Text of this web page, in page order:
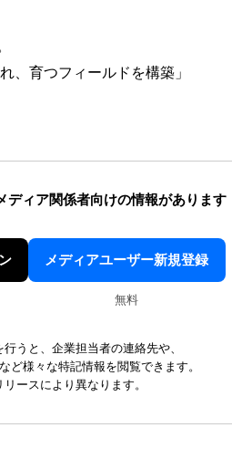
、育つフィールドを構築」
ディア関係者向けの情報があります
メディアユーザー新規登録
無料
うと、企業担当者の連絡先や、
ど様々な特記情報を閲覧できます。
ースにより異なります。